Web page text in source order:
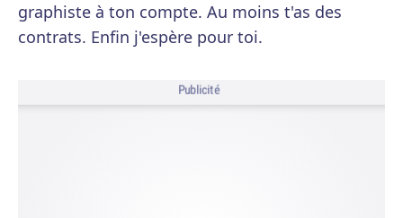
graphiste à ton compte. Au moins t'as des
contrats. Enfin j'espère pour toi.
Publicité